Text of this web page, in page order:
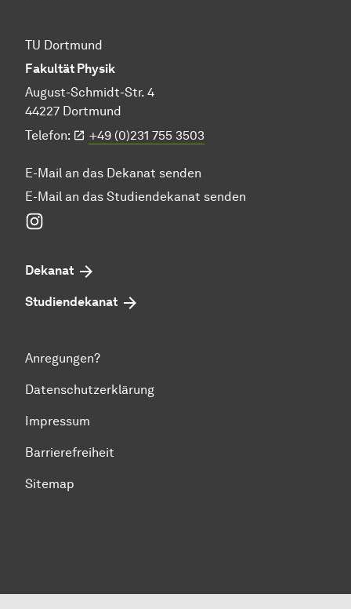
TU Dortmund
Fakultät Physik
August-Schmidt-Str. 4
44227 Dortmund
Telefon:
+49 (0)231 755 3503
E-Mail an das Dekanat senden
E-Mail an das Studiendekanat senden
Dekanat
Studiendekanat
Anregungen?
Datenschutzerklärung
Impressum
Barrierefreiheit
Sitemap